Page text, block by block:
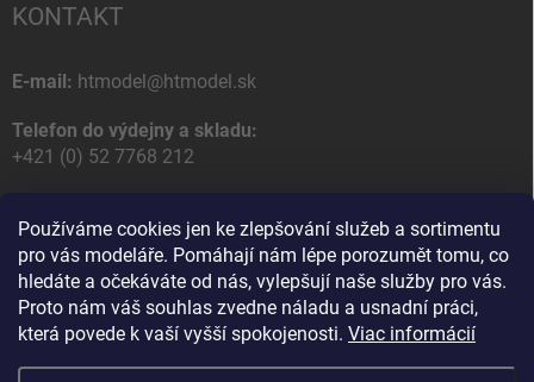
Používáme cookies jen ke zlepšování služeb a sortimentu
pro vás modeláře. Pomáhají nám lépe porozumět tomu, co
hledáte a očekáváte od nás, vylepšují naše služby pro vás.
Proto nám váš souhlas zvedne náladu a usnadní práci,
která povede k vaší vyšší spokojenosti. Viac informácií
KONTAKT
E-mail: htmodel@htmodel.sk
Telefon do výdejny a skladu:
+421 (0) 52 7768 212
HT model
Na letisko 49
058 01 Poprad
Slovenská Republika